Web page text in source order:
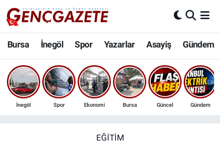
Bursa İnegöl Spor Yazarlar Asayiş Gündem
İnegöl Spor Ekonomi Bursa Güncel Gündem
EĞITIM
Bursa
İnegöl
3.SAYFA
Nöbetçi Eczaneler
Hava Durumu
Trafik Durumu